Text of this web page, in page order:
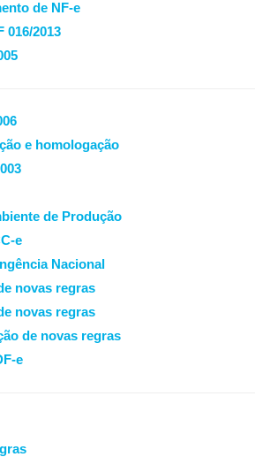
de NF-e
016/2013
e homologação
de Produção
e
Nacional
novas regras
novas regras
de novas regras
e